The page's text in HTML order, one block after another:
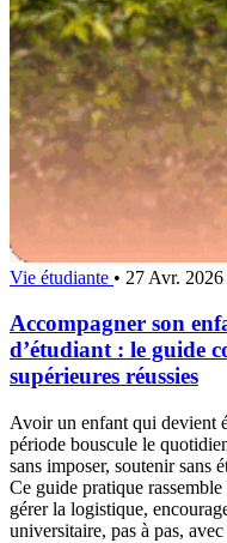
Vie étudiante • 27 Avr. 2026
Accompagner son
d’étudiant : le guide
supérieures réussies
Avoir un enfant qui devient
période bouscule le
sans imposer, soutenir sans
Ce guide pratique
gérer la logistique,
universitaire, pas à pas,